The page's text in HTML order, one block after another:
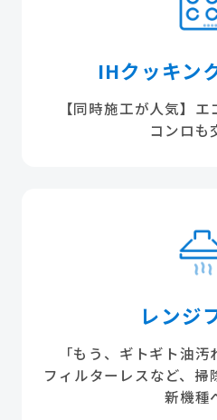
IHクッキン
【同時施工が人気】
コンロも
レンジ
「もう、ギトギト油汚
フィルターレスなど、掃
新機種